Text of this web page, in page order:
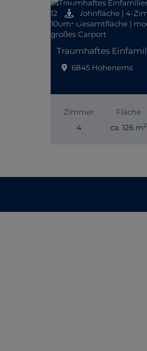
6845 Hohenems
Zimmer
4
Fläche
ca. 126 m2